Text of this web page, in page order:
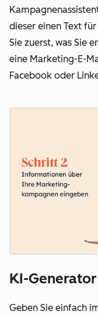
dieser einen Text
Sie zuerst, was Sie
eine Marketing-E-
Facebook oder
KI-
Geben Sie einfach